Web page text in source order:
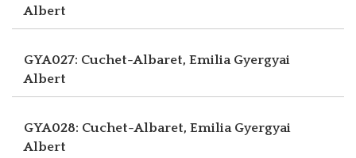
Albert
GYA027: Cuchet-Albaret, Emilia Gyergyai
Albert
GYA028: Cuchet-Albaret, Emilia Gyergyai
Albert